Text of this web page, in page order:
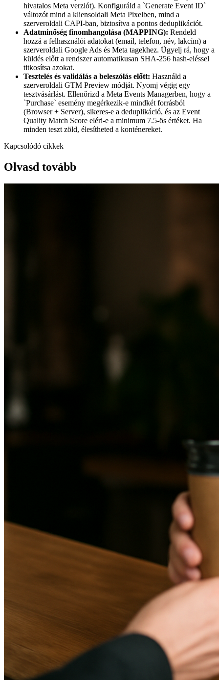
hivatalos Meta verziót). Konfiguráld a `Generate Event ID`
változót mind a kliensoldali Meta Pixelben, mind a
szerveroldali CAPI-ban, biztosítva a pontos deduplikációt.
Adatminőség finomhangolása (MAPPING): Rendeld
hozzá a felhasználói adatokat (email, telefon, név, lakcím) a
szerveroldali Google Ads és Meta tagekhez. Ügyelj rá, hogy a
küldés előtt a rendszer automatikusan SHA-256 hash-eléssel
titkosítsa azokat.
Tesztelés és validálás a beleszólás előtt: Használd a
szerveroldali GTM Preview módját. Nyomj végig egy
tesztvásárlást. Ellenőrizd a Meta Events Managerben, hogy a
`Purchase` esemény megérkezik-e mindkét forrásból
(Browser + Server), sikeres-e a deduplikáció, és az Event
Quality Match Score eléri-e a minimum 7.5-ös értéket. Ha
minden teszt zöld, élesítheted a konténereket.
Kapcsolódó cikkek
Olvasd tovább